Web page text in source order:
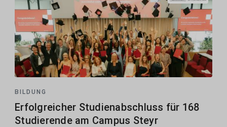
BILDUNG
Erfolgreicher Studienabschluss für 168
Studierende am Campus Steyr